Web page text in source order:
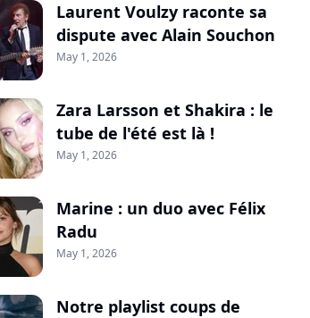
Laurent Voulzy raconte sa
dispute avec Alain Souchon
May 1, 2026
Zara Larsson et Shakira : le
tube de l'été est là !
May 1, 2026
Marine : un duo avec Félix
Radu
May 1, 2026
Notre playlist coups de